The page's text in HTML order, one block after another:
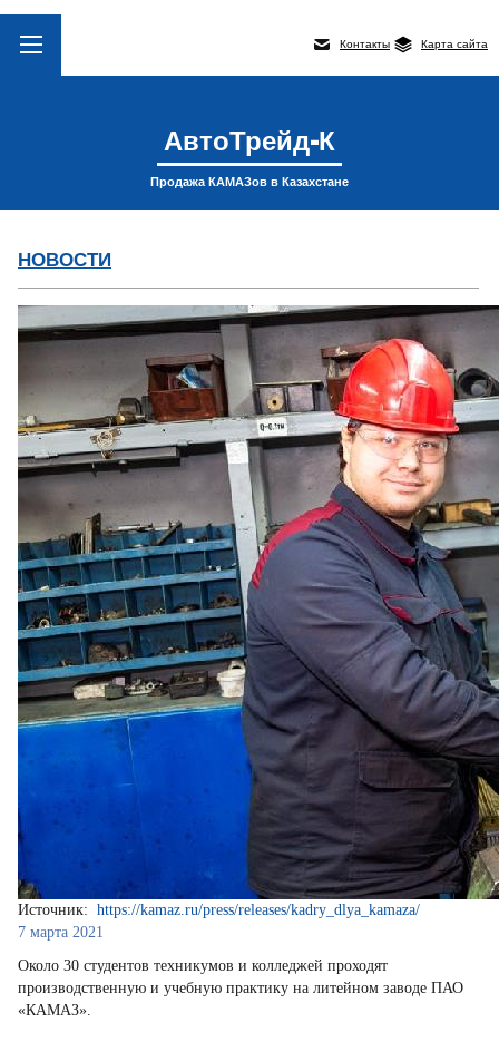
Контакты Карта сайта
АвтоТрейд-К
Продажа КАМАЗов в Казахстане
НОВОСТИ
Источник: https://kamaz.ru/press/releases/kadry_dlya_kamaza/
7 марта 2021
Около 30 студентов техникумов и колледжей проходят
производственную и учебную практику на литейном заводе ПАО
«КАМАЗ».